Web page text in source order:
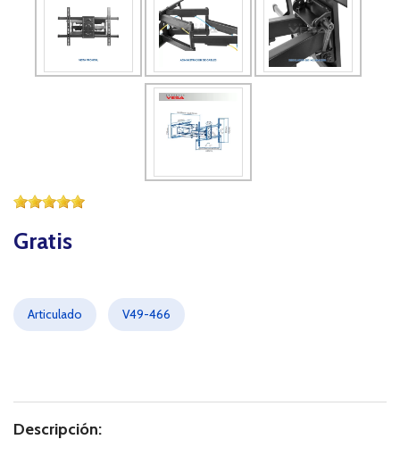
Gratis
Articulado V49-466
Descripción: